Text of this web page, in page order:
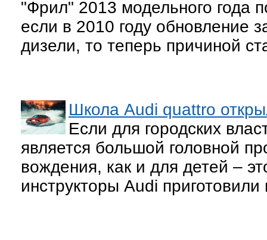
"Фрил" 2013 модельного года
если в 2010 году обновление
дизели, то теперь причиной
Школа Audi quattro
Если для городских
является большой головной
вождения, как и для детей –
инструкторы Audi